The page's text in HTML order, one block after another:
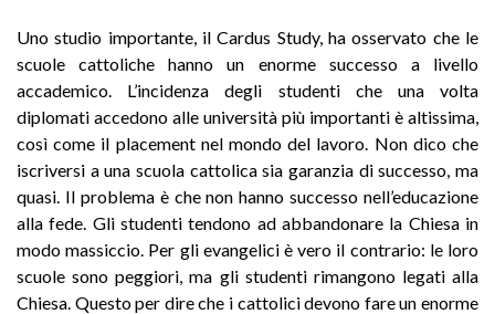
Uno studio importante, il Cardus Study, ha osservato che le
scuole cattoliche hanno un enorme successo a livello
accademico. L’incidenza degli studenti che una volta
diplomati accedono alle università più importanti è altissima,
così come il placement nel mondo del lavoro. Non dico che
iscriversi a una scuola cattolica sia garanzia di successo, ma
quasi. Il problema è che non hanno successo nell’educazione
alla fede. Gli studenti tendono ad abbandonare la Chiesa in
modo massiccio. Per gli evangelici è vero il contrario: le loro
scuole sono peggiori, ma gli studenti rimangono legati alla
Chiesa. Questo per dire che i cattolici devono fare un enorme